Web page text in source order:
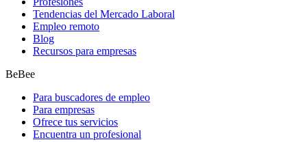
Tendencias del Mercado Laboral
Empleo remoto
Blog
Recursos para empresas
BeBee
Para buscadores de empleo
Para empresas
Ofrece tus servicios
Encuentra un profesional